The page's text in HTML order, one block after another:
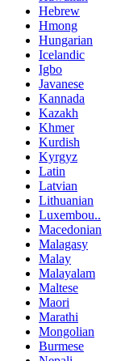
Hebrew
Hmong
Hungarian
Icelandic
Igbo
Javanese
Kannada
Kazakh
Khmer
Kurdish
Kyrgyz
Latin
Latvian
Lithuanian
Luxembou..
Macedonian
Malagasy
Malay
Malayalam
Maltese
Maori
Marathi
Mongolian
Burmese